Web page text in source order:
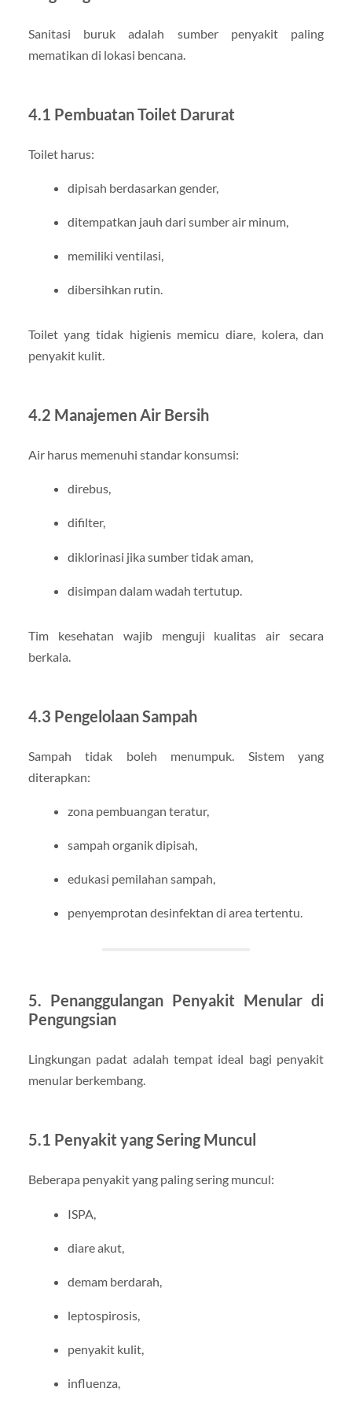
Sanitasi buruk adalah sumber penyakit paling
mematikan di lokasi bencana.
4.1 Pembuatan Toilet Darurat
Toilet harus:
dipisah berdasarkan gender,
ditempatkan jauh dari sumber air minum,
memiliki ventilasi,
dibersihkan rutin.
Toilet yang tidak higienis memicu diare, kolera, dan
penyakit kulit.
4.2 Manajemen Air Bersih
Air harus memenuhi standar konsumsi:
direbus,
difilter,
diklorinasi jika sumber tidak aman,
disimpan dalam wadah tertutup.
Tim kesehatan wajib menguji kualitas air secara
berkala.
4.3 Pengelolaan Sampah
Sampah tidak boleh menumpuk. Sistem yang
diterapkan:
zona pembuangan teratur,
sampah organik dipisah,
edukasi pemilahan sampah,
penyemprotan desinfektan di area tertentu.
5. Penanggulangan Penyakit Menular di
Pengungsian
Lingkungan padat adalah tempat ideal bagi penyakit
menular berkembang.
5.1 Penyakit yang Sering Muncul
Beberapa penyakit yang paling sering muncul:
ISPA,
diare akut,
demam berdarah,
leptospirosis,
penyakit kulit,
influenza,